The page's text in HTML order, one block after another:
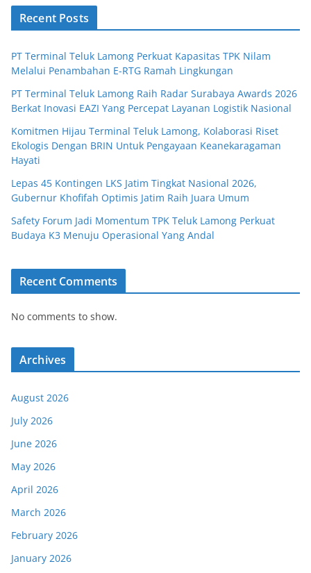
Recent Posts
PT Terminal Teluk Lamong Perkuat Kapasitas TPK Nilam
Melalui Penambahan E-RTG Ramah Lingkungan
PT Terminal Teluk Lamong Raih Radar Surabaya Awards 2026
Berkat Inovasi EAZI Yang Percepat Layanan Logistik Nasional
Komitmen Hijau Terminal Teluk Lamong, Kolaborasi Riset
Ekologis Dengan BRIN Untuk Pengayaan Keanekaragaman
Hayati
Lepas 45 Kontingen LKS Jatim Tingkat Nasional 2026,
Gubernur Khofifah Optimis Jatim Raih Juara Umum
Safety Forum Jadi Momentum TPK Teluk Lamong Perkuat
Budaya K3 Menuju Operasional Yang Andal
Recent Comments
No comments to show.
Archives
August 2026
July 2026
June 2026
May 2026
April 2026
March 2026
February 2026
January 2026